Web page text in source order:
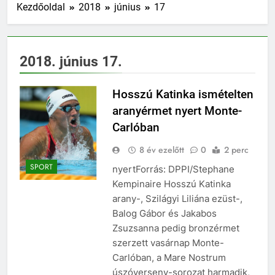
Kezdőoldal 2018 június 17
2018. június 17.
SPORT
Hosszú Katinka ismételten
aranyérmet nyert Monte-
Carlóban
8 év ezelőtt 0 2 perc
nyertForrás: DPPI/Stephane
Kempinaire Hosszú Katinka
arany-, Szilágyi Liliána ezüst-,
Balog Gábor és Jakabos
Zsuzsanna pedig bronzérmet
szerzett vasárnap Monte-
Carlóban, a Mare Nostrum
úszóverseny-sorozat harmadik,